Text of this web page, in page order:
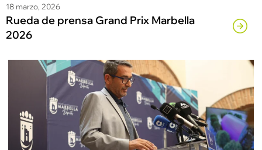
18 marzo, 2026
Rueda de prensa Grand Prix Marbella
2026